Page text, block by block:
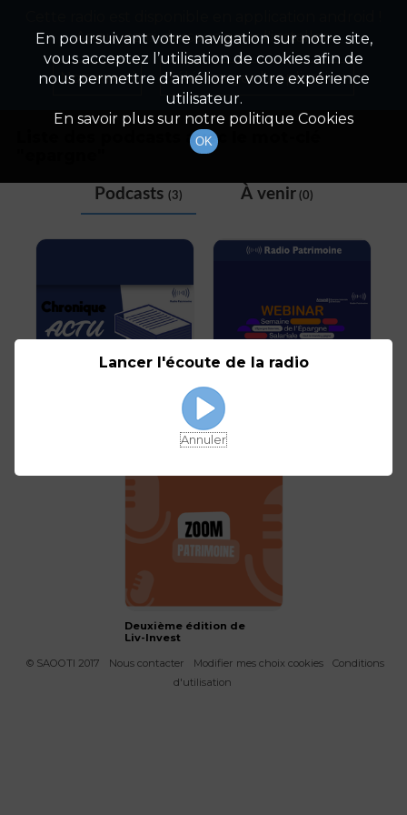
Tag
Liste des podcasts avec le mot-clé
Podcasts (3) À venir(0)
Investir durablement
grâce à l’épargne en
entreprise
Deuxième édition de
Liv-Invest
© SAOOTI 2017
Nous contacter Modifier mes choix cookies
Conditions
d'utilisation
En poursuivant votre navigation sur notre site,
vous acceptez l’utilisation de cookies afin de
nous permettre d’améliorer votre expérience
utilisateur.
En savoir plus sur notre politique Cookies
OK
Appuyez ci-dessous pour l'installer.
Non merci Télécharger l'application
Lancer l'écoute de la radio
Annuler